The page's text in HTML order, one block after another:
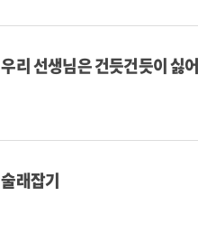
우리 선생님은 건듯건듯이 싫
술래잡기